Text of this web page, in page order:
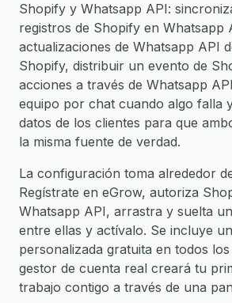
Shopify y Whatsapp API:
registros de Shopify en Whatsapp
actualizaciones de Whatsapp API
Shopify, distribuir un evento de
acciones a través de Whatsapp
equipo por chat cuando algo falla
datos de los clientes para que
la misma fuente de verdad.
La configuración toma alrededor
Regístrate en eGrow, autoriza
Whatsapp API, arrastra y suelta
entre ellas y actívalo. Se incluye
personalizada gratuita en todos
gestor de cuenta real creará tu
trabajo contigo a través de una